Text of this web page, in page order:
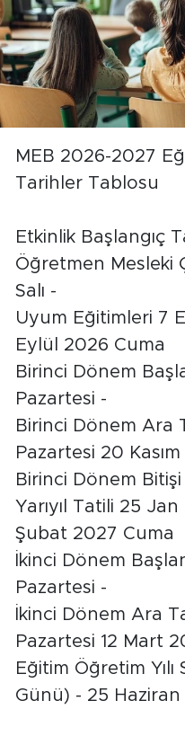
MEB 2026-2027
Tarihler Tablosu
Etkinlik Başlangıç
Öğretmen Mesleki
Salı -
Uyum Eğitimleri 7
Eylül 2026 Cuma
Birinci Dönem
Pazartesi -
Birinci Dönem Ara
Pazartesi 20
Birinci Dönem
Yarıyıl Tatili 25
Şubat 2027 Cuma
İkinci Dönem
Pazartesi -
İkinci Dönem Ara
Pazartesi 12 Mart
Eğitim Öğretim
Günü) - 25